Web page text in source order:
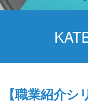
【職業紹介